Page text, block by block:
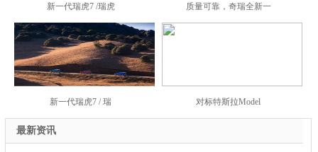
新一代瑞虎7 /瑞虎 质量可靠，奇瑞全新一
新一代瑞虎7 / 瑞 对标特斯拉Model
最新资讯